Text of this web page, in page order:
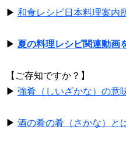
▶ 和食レシピ日本料理案内
▶ 夏の料理レシピ関連動画
【ご存知ですか？】
▶ 強肴（しいざかな）の意
▶ 酒の肴の肴（さかな）と